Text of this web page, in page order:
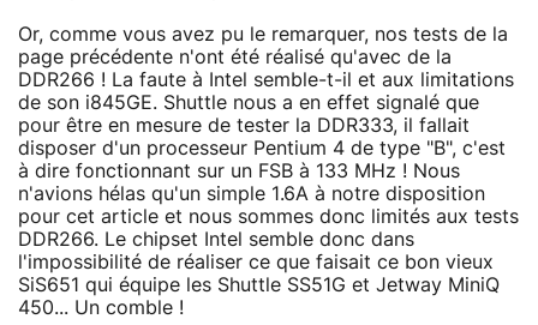
Or, comme vous avez pu le remarquer, nos tests de la
page précédente n'ont été réalisé qu'avec de la
DDR266 ! La faute à Intel semble-t-il et aux limitations
de son i845GE. Shuttle nous a en effet signalé que
pour être en mesure de tester la DDR333, il fallait
disposer d'un processeur Pentium 4 de type "B", c'est
à dire fonctionnant sur un FSB à 133 MHz ! Nous
n'avions hélas qu'un simple 1.6A à notre disposition
pour cet article et nous sommes donc limités aux tests
DDR266. Le chipset Intel semble donc dans
l'impossibilité de réaliser ce que faisait ce bon vieux
SiS651 qui équipe les Shuttle SS51G et Jetway MiniQ
450... Un comble !